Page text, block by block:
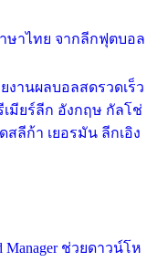
ษาไทย จากลีกฟุตบอล
งานผลบอลสดรวดเร็ว
มียร์ลีก อังกฤษ กัลโช่
สลีก้า เยอรมัน ลีกเอิง
Manager ช่วยดาวน์โห